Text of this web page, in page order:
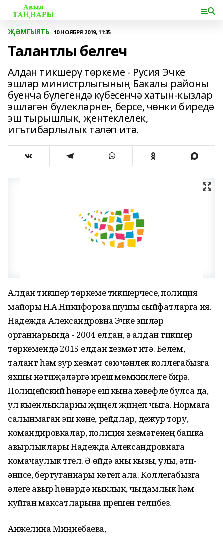
ҖӘМГЫЯТЬ 10 НОЯБРЯ 2019, 11:35
Талантлы белгеч
Алдан тикшерү төркеме - Русия Эчке
эшләр министрлыгының Бакалы районы
буенча бүлегендә күбесенчә хатын-кызлар
эшләгән бүлекләрнең берсе, чөнки биредә
эш тырышлык, җентеклелек,
игътибарлылык таләп итә.
Алдан тикшерү төркеме тикшерүчесе, полиция
майоры Н.А.Никифорова шушы сыйфатларга ия.
Надежда Александровна Эчке эшләр
органнарында - 2004 елдан, ә алдан тикшерү
төркемендә 2015 елдан хезмәт итә. Белем,
талант һәм зур хезмәт сөючәнлек коллегабызга
яхшы нәтиҗәләргә ирешү мөмкинлеге бирә.
Полицейский һөнәре еш кына хәвефле булса да,
ул кыенлыкларны җиңел җиңеп чыга. Нормага
салынмаган эш көне, рейдлар, дежур тору,
командировкалар, полиция хезмәтенең башка
авырлыклары Надежда Александровнага
комачаулык түгел. Ә өйдә аны кызы, улы, әти-
әнисе, бертуганнары көтеп ала. Коллегабызга
әлеге авыр һөнәрдә ныклык, чыдамлык һәм
куйган максатларына ирешүен телибез.
Анжелина Миңнебаева,